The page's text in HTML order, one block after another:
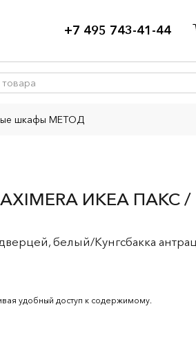
+7 495 743-41-44
шкафы МЕТОД
ИКЕА ПАКС /
белый/Кунгсбакка
удобный доступ к содержимому.